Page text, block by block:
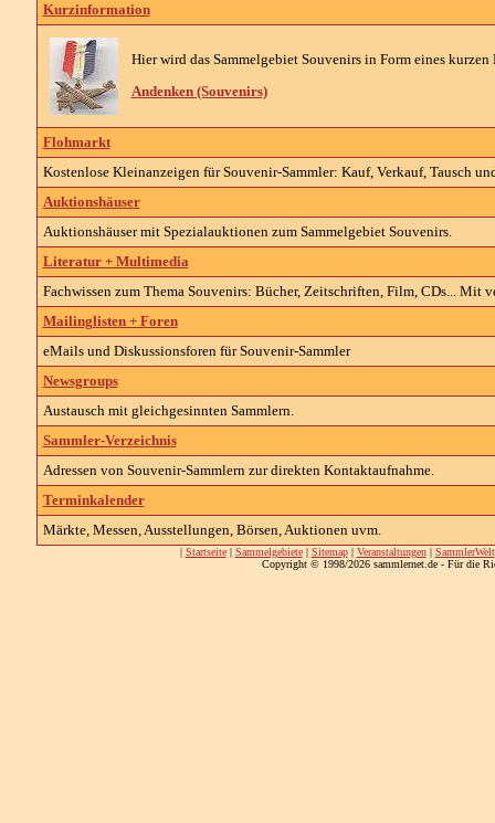
Kurzinformation
Hier wird das Sammelgebiet Souvenirs in Form eines
Andenken (Souvenirs)
Flohmarkt
Kostenlose Kleinanzeigen für Souvenir-Sammler: Kauf, Verkauf, Tausch
Auktionshäuser
Auktionshäuser mit Spezialauktionen zum Sammelgebiet Souvenirs.
Literatur + Multimedia
Fachwissen zum Thema Souvenirs: Bücher, Zeitschriften, Film, CDs... Mit
Mailinglisten + Foren
eMails und Diskussionsforen für Souvenir-Sammler
Newsgroups
Austausch mit gleichgesinnten Sammlern.
Sammler-Verzeichnis
Adressen von Souvenir-Sammlern zur direkten Kontaktaufnahme.
Terminkalender
Märkte, Messen, Ausstellungen, Börsen, Auktionen uvm.
| Startseite| Sammelgebiete| Sitemap| Veranstaltungen| SammlerWelt
Copyright © 1998/2026 sammlernet.de - Für die